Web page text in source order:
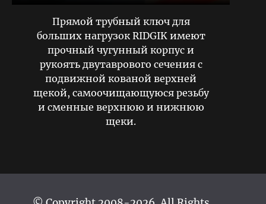
Прямой трубный ключ для
больших нагрузок RIDGIK имеют
прочный чугунный корпус и
рукоять двутаврового сечения с
подвижной кованой верхней
щекой, самоочищающуюся резьбу
и сменные верхнюю и нижнюю
щеки.